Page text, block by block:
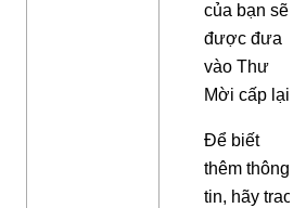
của bạn sẽ
được đưa
vào Thư
Mời cấp lại.
Để biết
thêm thông
tin, hãy trao